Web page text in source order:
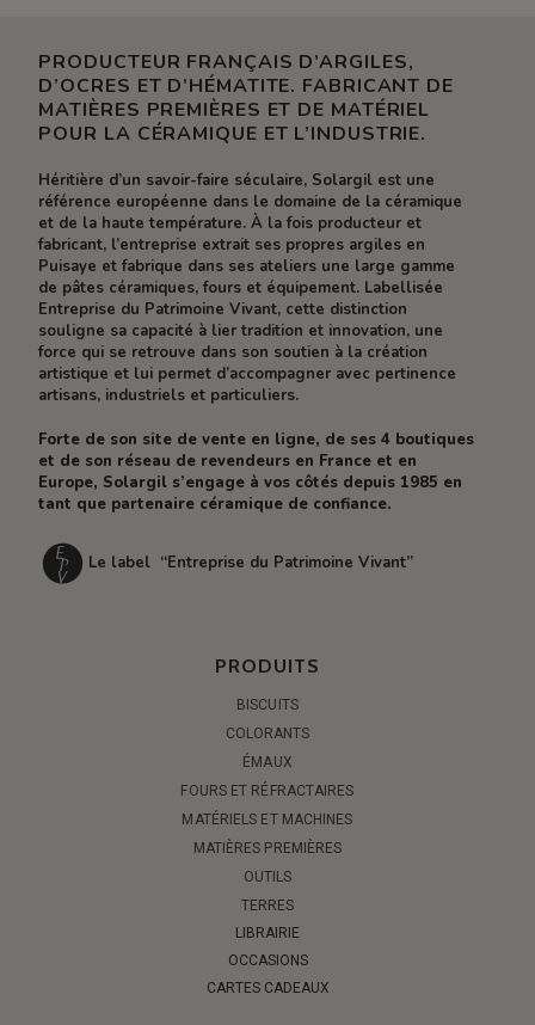
PRODUCTEUR FRANÇAIS D’ARGILES,
D’OCRES ET D’HÉMATITE. FABRICANT DE
MATIÈRES PREMIÈRES ET DE MATÉRIEL
POUR LA CÉRAMIQUE ET L’INDUSTRIE.
Héritière d’un savoir-faire séculaire, Solargil est une
référence européenne dans le domaine de la céramique
et de la haute température. À la fois producteur et
fabricant, l’entreprise extrait ses propres argiles en
Puisaye et fabrique dans ses ateliers une large gamme
de pâtes céramiques, fours et équipement. Labellisée
Entreprise du Patrimoine Vivant, cette distinction
souligne sa capacité à lier tradition et innovation, une
force qui se retrouve dans son soutien à la création
artistique et lui permet d’accompagner avec pertinence
artisans, industriels et particuliers.
Forte de son site de vente en ligne, de ses 4 boutiques
et de son réseau de revendeurs en France et en
Europe, Solargil s’engage à vos côtés depuis 1985 en
tant que partenaire céramique de confiance.
Le label “Entreprise du Patrimoine Vivant”
PRODUITS
BISCUITS
COLORANTS
ÉMAUX
FOURS ET RÉFRACTAIRES
MATÉRIELS ET MACHINES
MATIÈRES PREMIÈRES
OUTILS
TERRES
LIBRAIRIE
OCCASIONS
CARTES CADEAUX